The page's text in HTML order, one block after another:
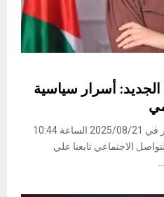
الجديد: أسرار سياسية
«نبض الخليج» مدار الساعة ـ نشر في 2025/08/21 الساعة 10:44
الاجتماعي تابعنا علي